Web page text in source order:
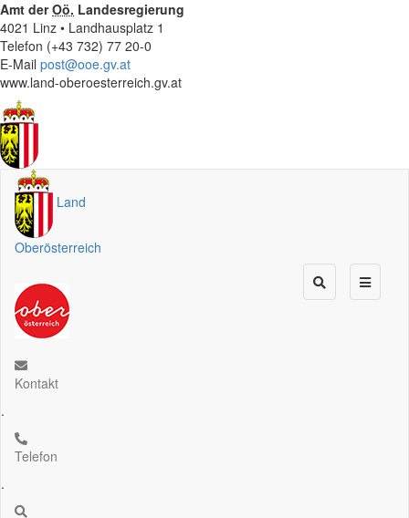
Amt derOö. Landesregierung
4021 Linz • Landhausplatz 1
Telefon (+43 732) 77 20-0
E-Mail post@ooe.gv.at
www.land-oberoesterreich.gv.at
Land
Oberösterreich
Kontakt
.
Telefon
.